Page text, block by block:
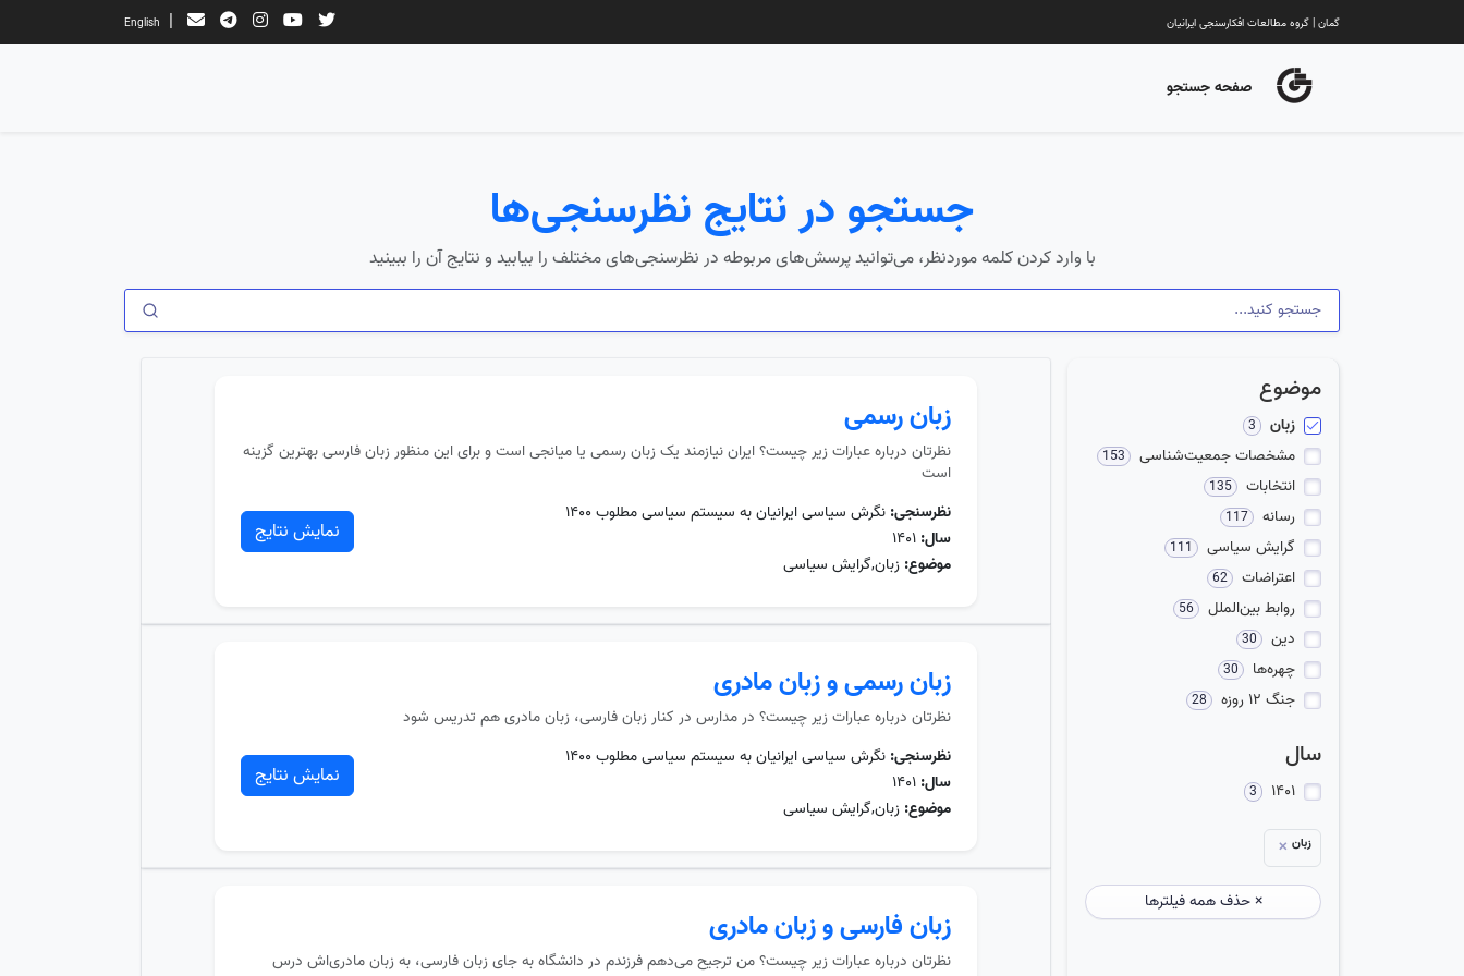
گمان | گروه مطالعات افکارسنجی ایرانیان |
English
صفحه جستجو
جستجو در نتایج نظرسنجی‌ها
با وارد کردن کلمه موردنظر، می‌توانید پرسش‌های مربوطه در نظرسنجی‌های مختلف را بیابید و نتایج آن را ببینید
موضوع
زبان 3
مشخصات جمعیت‌شناسی 153
انتخابات 135
رسانه 117
گرایش سیاسی 111
اعتراضات 62
روابط بین‌الملل 56
دین 30
چهره‌ها 30
جنگ ۱۲ روزه 28
سال
۱۴۰۱ 3
زبان ✕
× حذف همه فیلترها
زبان رسمی
نظرتان درباره عبارات زیر چیست؟ ایران نیازمند یک زبان رسمی یا میانجی است و برای این منظور زبان فارسی بهترین گزینه
است
نظرسنجی: نگرش سیاسی ایرانیان به سیستم سیاسی مطلوب ۱۴۰۰
سال:
موضوع: زبان,گرایش سیاسی
نمایش نتایج
زبان رسمی و زبان مادری
نظرتان درباره عبارات زیر چیست؟ در مدارس در کنار زبان فارسی، زبان مادری هم تدریس شود
نظرسنجی: نگرش سیاسی ایرانیان به سیستم سیاسی مطلوب ۱۴۰۰
سال:
موضوع: زبان,گرایش سیاسی
نمایش نتایج
زبان فارسی و زبان مادری
نظرتان درباره عبارات زیر چیست؟ من ترجیح می‌دهم فرزندم در دانشگاه به جای زبان فارسی، به زبان مادری‌اش درس